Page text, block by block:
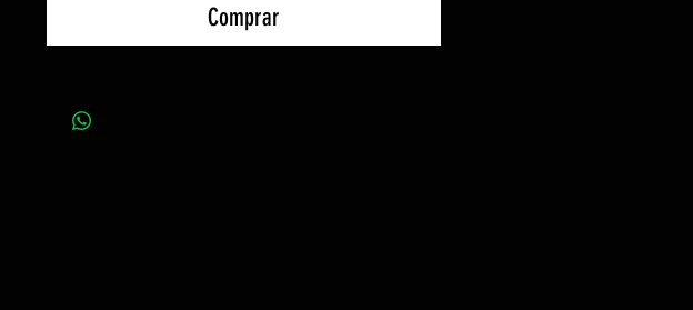
Comprar